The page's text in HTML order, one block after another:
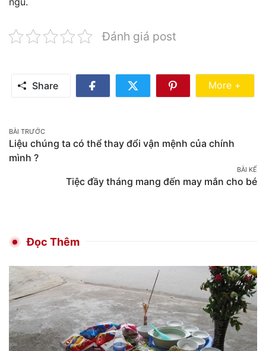
Đánh giá post
Share
Share
Share
More +
Post
navigation
BÀI TRƯỚC
Liệu chúng ta có thể thay đổi vận mệnh của chính
mình ?
BÀI KẾ
Tiệc đầy tháng mang đến may mắn cho bé
Đọc Thêm